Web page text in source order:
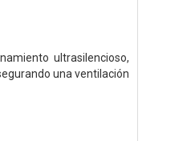
ultrasilencioso,
una ventilación